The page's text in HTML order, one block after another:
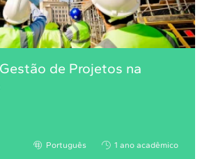
de Projetos na
Português 1 ano acadêmico